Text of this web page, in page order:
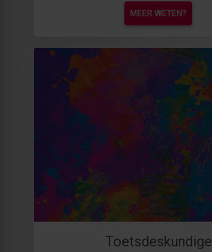
MEER WETEN?
Toetsdeskundige